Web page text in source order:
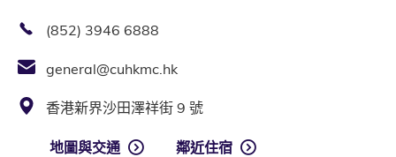
(852) 3946 6888
general@cuhkmc.hk
香港新界沙田澤祥街 9 號
地圖與交通 鄰近住宿